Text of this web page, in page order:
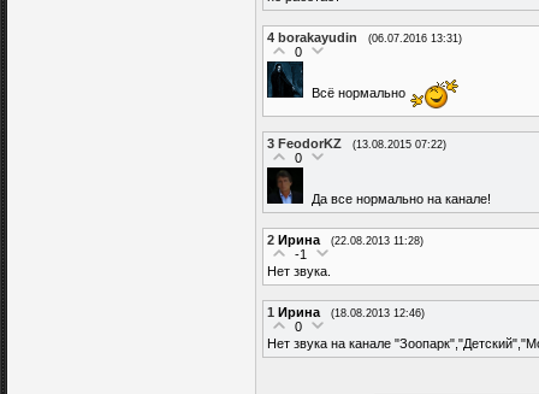
4 borakayudin (06.07.2016 13:31)
0
Всё нормально
3 FeodorKZ (13.08.2015 07:22)
0
Да все нормально на канале!
2 Ирина (22.08.2013 11:28)
-1
Нет звука.
1 Ирина (18.08.2013 12:46)
0
Нет звука на канале